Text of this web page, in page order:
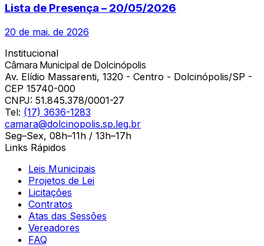
Lista de Presença – 20/05/2026
20 de mai. de 2026
Institucional
Câmara Municipal de Dolcinópolis
Av. Elídio Massarenti, 1320 - Centro - Dolcinópolis/SP -
CEP 15740-000
CNPJ: 51.845.378/0001-27
Tel: (17) 3636-1283
camara@dolcinopolis.sp.leg.br
Seg–Sex, 08h–11h / 13h–17h
Links Rápidos
Leis Municipais
Projetos de Lei
Licitações
Contratos
Atas das Sessões
Vereadores
FAQ